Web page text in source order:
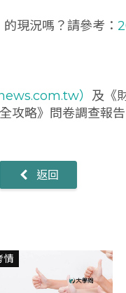
現況嗎？請參考：
） 及《
攻略》問卷調查報告
返回
情